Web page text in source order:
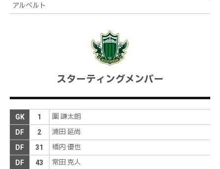
後半0分 新潟ボールでキックオフ、後半開始
前半終了。１－１と、同点で試合を折り返す
久保田にイエローカード
アディショナルタイムは３分の表示
前半29分
鄭大世は、やり直しのＰＫだったが、１度目と同じ
前半29分
ゴール！！！ＰＫのキッカーは鄭大世。ゆっくりと
した助走から、ＧＫの動きを最後まで見て落ち着い
てゴール左に沈める
前半27分
左ＣＫの際に田上が浦田にペナルティエリア内で倒
され、ＰＫを獲得する
アルベルト
スターティングメンバー
GK 1 圍 謙太朗
DF 2 浦田 延尚
DF 31 橋内 優也
DF 43 常田 克人